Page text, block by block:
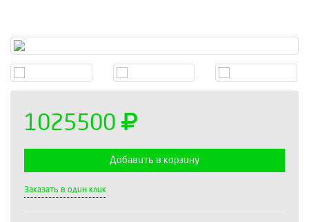
1025500
Добавить в корзину
Заказать в один клик